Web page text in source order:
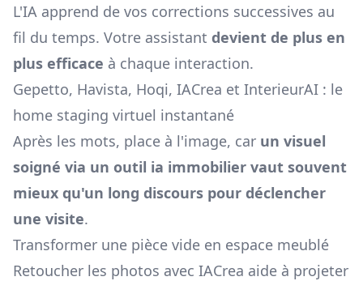
L'IA apprend de vos corrections successives au
fil du temps. Votre assistant devient de plus en
plus efficace à chaque interaction.
Gepetto, Havista, Hoqi, IACrea et InterieurAI : le
home staging virtuel instantané
Après les mots, place à l'image, car un visuel
soigné via un outil ia immobilier vaut souvent
mieux qu'un long discours pour déclencher
une visite.
Transformer une pièce vide en espace meublé
Retoucher les photos avec IACrea aide à projeter